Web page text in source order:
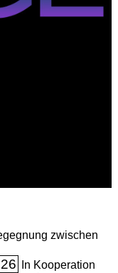
zwischen
In Kooperation